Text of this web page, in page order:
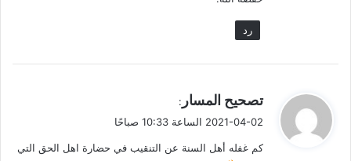
أما من حيث الفن والقيمة الأدبية فيقول إدوارد براون: (الشاهنامة –
جملة عيوبها قصورها من ناحية الجمال والعاطفة والذوق الفني.
الرابض أو الفيل الهائج أو التمساح المائج، وإذا تحرك فهو الدخان
المتطاير أو الغبار المتناثر أو الريح الصافر…). ووصفها بقوله: (وهي
تشمل كل التاريخ الخرافي الذي عرفته إيران منذ أقدم الأزمنة إلى
رد
ي
ل
تصحيح المسار :
2021-04-02 الساعة 10:33 صباحًا
كم غفله أهل السنة عن التنقيب في حضارة اهل الحق التي